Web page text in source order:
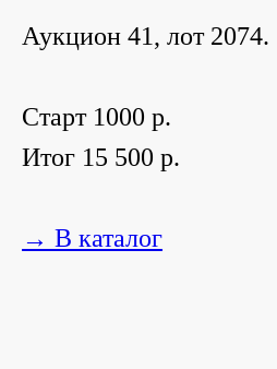
Аукцион 41, лот 2074.
Старт 1000 р.
Итог 15 500 р.
→ В каталог